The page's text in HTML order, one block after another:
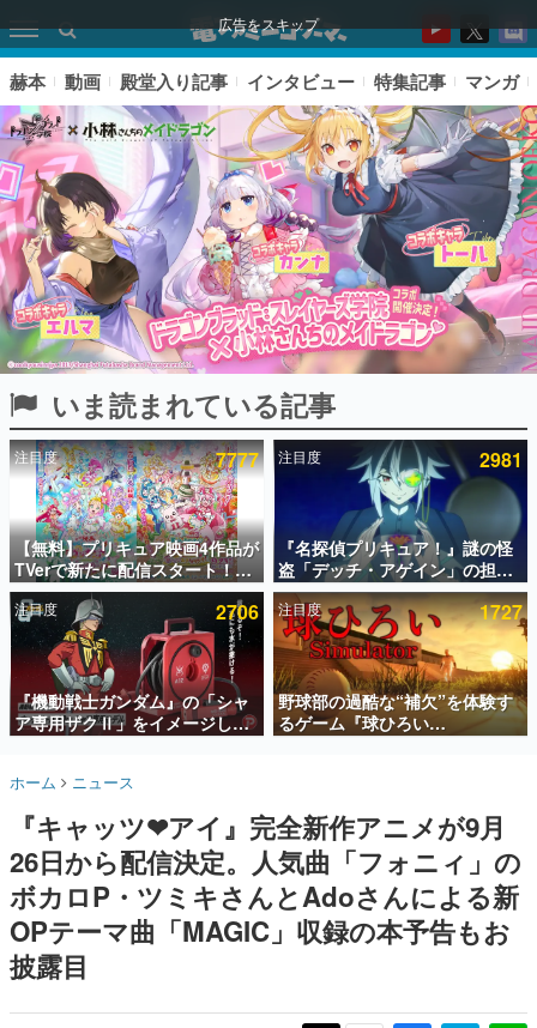
広告をスキップ
ピックアップ
電ファミのいま読まれている記事ランキング
アプリセール情報
インタビュー
連載・特集一覧
殿堂入り記事
SNS拡散数が数千以上！ ページビュー数万以上！ などな
ど。多くの人々に読まれた、電ファミ渾身の“殿堂入り”記
事をまとめました。
名作ゲームクリエイターの方々に製作時のエピソードをお
きます。
赫本
この物語を解いてはいけない。『赫本』は、〈試験問題〉
の形をした短編ホラー小説集です。
赫本 動画 殿堂入り記事 インタビュー 特集記事 マンガ
いま読まれている記事
注目度 7777
【無料】プリキュア映画4作品が
TVerで新たに配信スタート！な
んと2018年～2024年の映画ほぼ
すべてが見放題に、ぶっちゃけ
ありえないラインナップ
注目度 2981
『名探偵プリキュア！』謎の怪
盗「デッチ・アゲイン」の担当
キャストは天﨑滉平さんと判
明。『Re:ゼロから始める異世
界生活』オットー役、『ヒプノ
シスマイク』山田三郎役など
注目度 2706
『機動戦士ガンダム』の「シャ
ア専用ザクⅡ」をイメージした
散水ホースリールが予約開始。
ークやジオン公国軍のエンブレ
注目度 1727
野球部の過酷な“補欠”を体験す
るゲーム『球ひろい
Simulator』が「1件」のウィッ
ダム・カム』開発元やチェコの
プロ野球選手から称賛の声
ホーム ニュース
『キャッツ❤アイ』完全新作アニメが9⽉
26⽇から配信決定。人気曲「フォニィ」の
ボカロP・ツミキさんとAdoさんによる新
OPテーマ曲「MAGIC」収録の本予告もお
披露目